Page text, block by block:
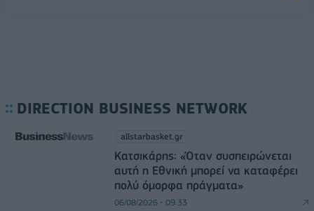
DIRECTION BUSINESS NETWORK
allstarbasket.gr
Κατσικάρης: «Όταν συσπειρώνεται
αυτή η Εθνική μπορεί να καταφέρει
πολύ όμορφα πράγματα»
06/08/2026 - 09:33